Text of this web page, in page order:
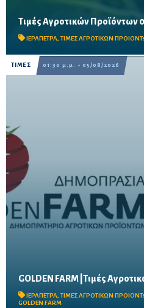
Τιμές Αγροτικών Προϊόντων
ΙΕΡΑΠΕΤΡΑ,ΤΙΜΕΣ ΑΓΡΟΤΙΚΩΝ
Δείτε τις σημερινές τιμές του
ΤΙΜΕΣ 01:30 μ.μ. - 05/08/2026
GOLDEN FARM |Τιμές
ΙΕΡΑΠΕΤΡΑ,ΤΙΜΕΣ ΑΓΡΟΤΙΚΩΝ
GOLDEN FARM